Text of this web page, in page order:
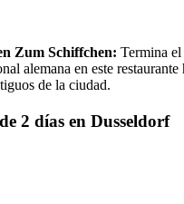
Zum Schiffchen: Termina el
alemana en este
de la ciudad.
2 días en Dusseldorf